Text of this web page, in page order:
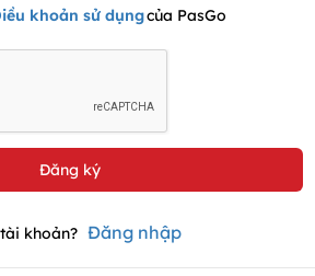
khoản sử dụngcủa PasGo
khoản? Đăng nhập